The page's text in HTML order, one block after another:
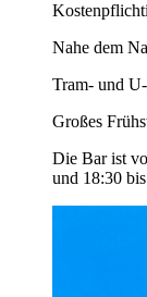
Nahe dem
Tram- und
Großes
Die Bar ist
und 18:30